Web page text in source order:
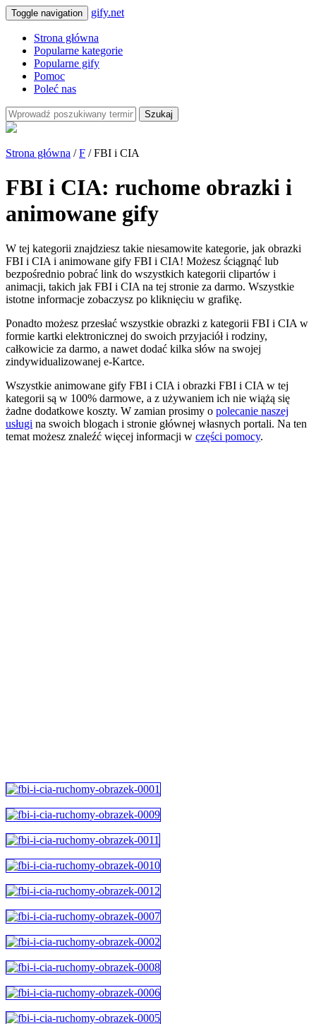
Toggle navigation gify.net
Strona główna
Popularne kategorie
Popularne gify
Pomoc
Poleć nas
Szukaj
Strona główna /F / FBI i CIA
FBI i CIA: ruchome obrazki i
animowane gify
W tej kategorii znajdziesz takie niesamowite kategorie, jak obrazki
FBI i CIA i animowane gify FBI i CIA! Możesz ściągnąć lub
bezpośrednio pobrać link do wszystkich kategorii clipartów i
animacji, takich jak FBI i CIA na tej stronie za darmo. Wszystkie
istotne informacje zobaczysz po kliknięciu w grafikę.
Ponadto możesz przesłać wszystkie obrazki z kategorii FBI i CIA w
formie kartki elektronicznej do swoich przyjaciół i rodziny,
całkowicie za darmo, a nawet dodać kilka słów na swojej
zindywidualizowanej e-Kartce.
Wszystkie animowane gify FBI i CIA i obrazki FBI i CIA w tej
kategorii są w 100% darmowe, a z używaniem ich nie wiążą się
żadne dodatkowe koszty. W zamian prosimy o polecanie naszej
usługi na swoich blogach i stronie głównej własnych portali. Na ten
temat możesz znaleźć więcej informacji w części pomocy.